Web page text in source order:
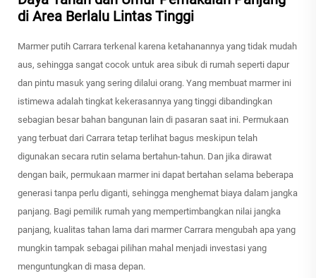
di Area Berlalu Lintas Tinggi
Marmer putih Carrara terkenal karena ketahanannya yang tidak mudah
aus, sehingga sangat cocok untuk area sibuk di rumah seperti dapur
dan pintu masuk yang sering dilalui orang. Yang membuat marmer ini
istimewa adalah tingkat kekerasannya yang tinggi dibandingkan
sebagian besar bahan bangunan lain di pasaran saat ini. Permukaan
yang terbuat dari Carrara tetap terlihat bagus meskipun telah
digunakan secara rutin selama bertahun-tahun. Dan jika dirawat
dengan baik, permukaan marmer ini dapat bertahan selama beberapa
generasi tanpa perlu diganti, sehingga menghemat biaya dalam jangka
panjang. Bagi pemilik rumah yang mempertimbangkan nilai jangka
panjang, kualitas tahan lama dari marmer Carrara mengubah apa yang
mungkin tampak sebagai pilihan mahal menjadi investasi yang
menguntungkan di masa depan.